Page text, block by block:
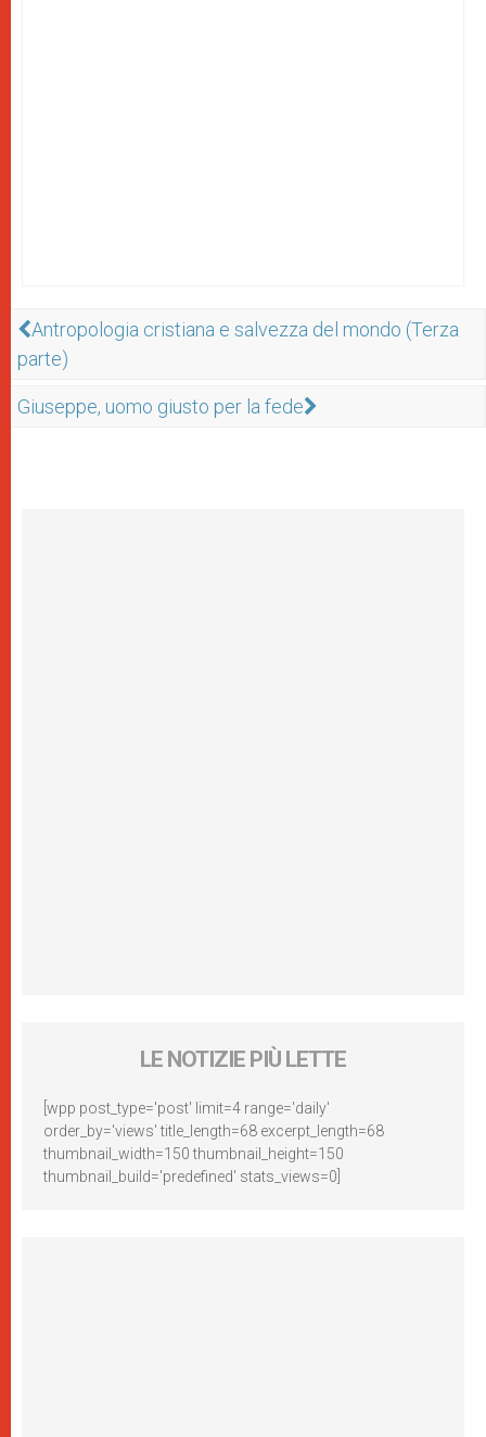
Antropologia cristiana e salvezza del mondo (Terza
parte)
Giuseppe, uomo giusto per la fede
LE NOTIZIE PIÙ LETTE
[wpp post_type='post' limit=4 range='daily'
order_by='views' title_length=68 excerpt_length=68
thumbnail_width=150 thumbnail_height=150
thumbnail_build='predefined' stats_views=0]